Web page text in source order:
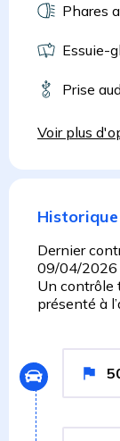
Phares
Essuie-
Prise
Voir plus
Dernier
09/04/2026
Un contrôle
présenté à